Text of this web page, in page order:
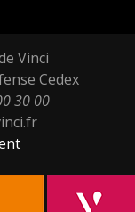
Vinci
Cedex
30 00